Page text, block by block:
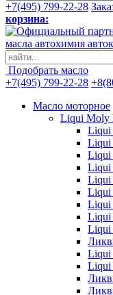
+7(495) 799-22-28
корзина:
масла автохимия
Подобрать масло
+7(495) 799-22-28
Масло моторное
Liqui Moly
Liqui
Liqui
Liqui
Liqui
Liqui
Liqui
Liqui
Liqui
Liqui
Liqui
Liqui